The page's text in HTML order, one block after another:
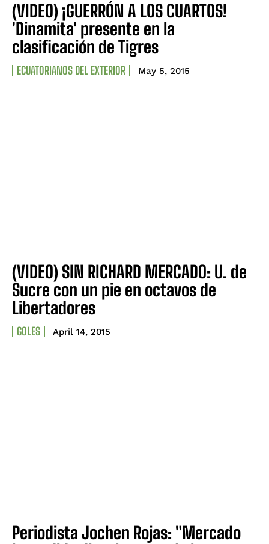
(VIDEO) ¡GUERRÓN A LOS CUARTOS!
'Dinamita' presente en la
clasificación de Tigres
ECUATORIANOS DEL EXTERIOR May 5, 2015
(VIDEO) SIN RICHARD MERCADO: U. de
Sucre con un pie en octavos de
Libertadores
GOLES April 14, 2015
Periodista Jochen Rojas: "Mercado